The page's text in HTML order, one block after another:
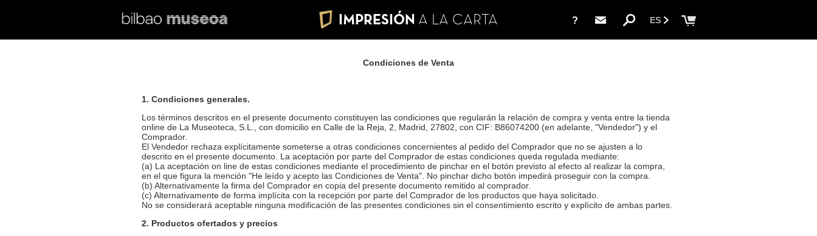
? ES
IMPRESIÓN A LA CARTA
Condiciones de Venta
1. Condiciones generales.
Los términos descritos en el presente documento constituyen las condiciones que regularán la relación de compra y venta entre la tienda
online de La Museoteca, S.L., con domicilio en Calle de la Reja, 2, Madrid, 27802, con CIF: B86074200 (en adelante, "Vendedor") y el
Comprador.
El Vendedor rechaza explícitamente someterse a otras condiciones concernientes al pedido del Comprador que no se ajusten a lo
descrito en el presente documento. La aceptación por parte del Comprador de estas condiciones queda regulada mediante:
(a) La aceptación on line de estas condiciones mediante el procedimiento de pinchar en el botón previsto al efecto al realizar la compra,
en el que figura la mención "He leído y acepto las Condiciones de Venta". No pinchar dicho botón impedirá proseguir con la compra.
(b) Alternativamente la firma del Comprador en copia del presente documento remitido al comprador.
(c) Alternativamente de forma implícita con la recepción por parte del Comprador de los productos que haya solicitado.
No se considerará aceptable ninguna modificación de las presentes condiciones sin el consentimiento escrito y explícito de ambas partes.
2. Productos ofertados y precios